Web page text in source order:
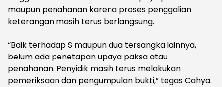
maupun penahanan karena proses penggalian
keterangan masih terus berlangsung.
‎“Baik terhadap S maupun dua tersangka lainnya,
belum ada penetapan upaya paksa atau
penahanan. Penyidik masih terus melakukan
pemeriksaan dan pengumpulan bukti,” tegas Cahya.